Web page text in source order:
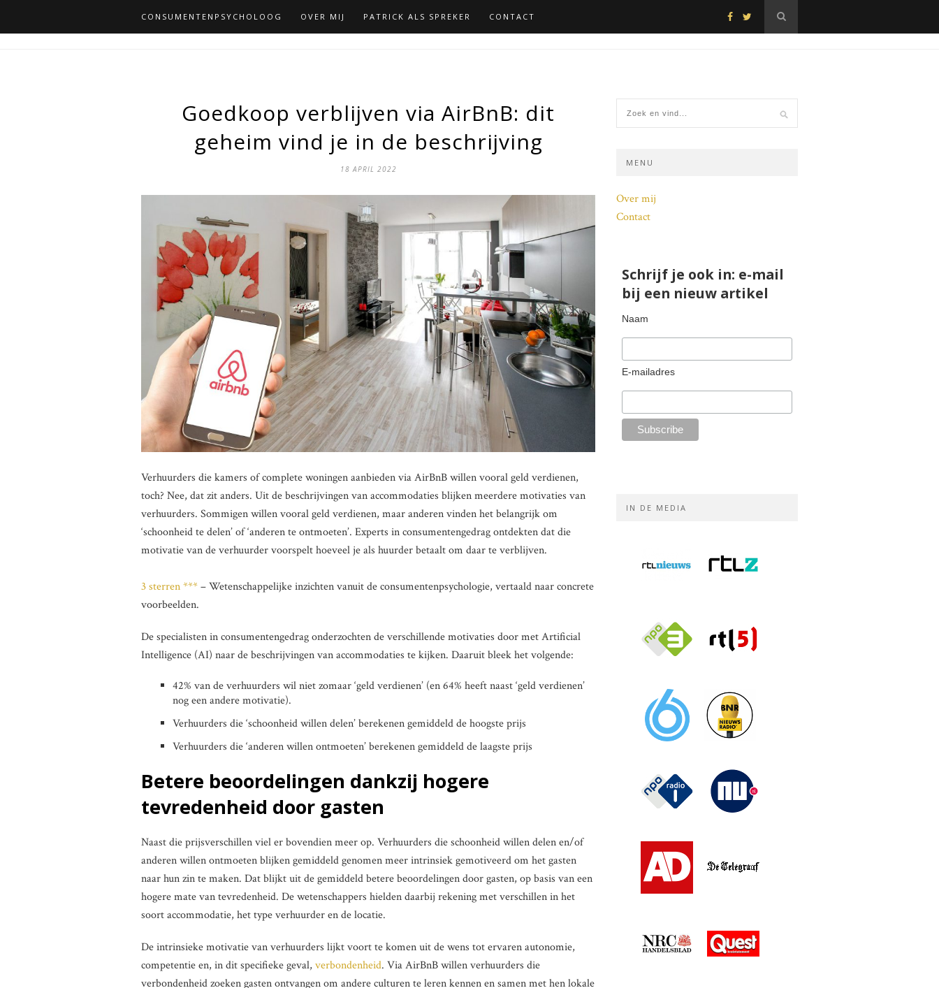
CONSUMENTENPSYCHOLOOG OVER MIJ PATRICK ALS SPREKER CONTACT
Goedkoop verblijven via AirBnB: dit
geheim vind je in de beschrijving
18 APRIL 2022
Verhuurders die kamers of complete woningen aanbieden via AirBnB willen vooral geld verdienen,
toch? Nee, dat zit anders. Uit de beschrijvingen van accommodaties blijken meerdere motivaties van
verhuurders. Sommigen willen vooral geld verdienen, maar anderen vinden het belangrijk om
‘schoonheid te delen’ of ‘anderen te ontmoeten’. Experts in consumentengedrag ontdekten dat die
motivatie van de verhuurder voorspelt hoeveel je als huurder betaalt om daar te verblijven.
3 sterren ***– Wetenschappelijke inzichten vanuit de consumentenpsychologie, vertaald naar concrete
voorbeelden.
De specialisten in consumentengedrag onderzochten de verschillende motivaties door met Artificial
Intelligence (AI) naar de beschrijvingen van accommodaties te kijken. Daaruit bleek het volgende:
42% van de verhuurders wil niet zomaar ‘geld verdienen’ (en 64% heeft naast ‘geld verdienen’
nog een andere motivatie).
Verhuurders die ‘schoonheid willen delen’ berekenen gemiddeld de hoogste prijs
Verhuurders die ‘anderen willen ontmoeten’ berekenen gemiddeld de laagste prijs
Betere beoordelingen dankzij hogere
tevredenheid door gasten
Naast die prijsverschillen viel er bovendien meer op. Verhuurders die schoonheid willen delen en/of
anderen willen ontmoeten blijken gemiddeld genomen meer intrinsiek gemotiveerd om het gasten
naar hun zin te maken. Dat blijkt uit de gemiddeld betere beoordelingen door gasten, op basis van een
hogere mate van tevredenheid. De wetenschappers hielden daarbij rekening met verschillen in het
soort accommodatie, het type verhuurder en de locatie.
De intrinsieke motivatie van verhuurders lijkt voort te komen uit de wens tot ervaren autonomie,
competentie en, in dit specifieke geval, verbondenheid. Via AirBnB willen verhuurders die
verbondenheid zoeken gasten ontvangen om andere culturen te leren kennen en samen met hen lokale
MENU
Over mij
Contact
Schrijf je ook in: e-mail
bij een nieuw artikel
Naam
E-mailadres
IN DE MEDIA